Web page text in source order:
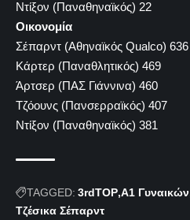
Ντίξον (Παναθηναϊκός) 22
Οικονομία
Σέπαρντ (Αθηναϊκός Qualco) 636
Κάρτερ (Παναθλητικός) 469
Άρτσερ (ΠΑΣ Γιάννινα) 460
Τζόουνς (Πανσερραϊκός) 407
Ντίξον (Παναθηναϊκός) 381
TAGGED: 3rdTOP Α1 Γυναικών
Τζέσικα Σέπαρντ